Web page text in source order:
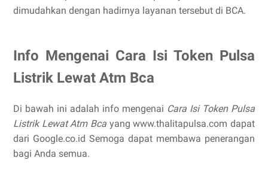
dimudahkan dengan hadirnya layanan tersebut di BCA.
Info Mengenai Cara Isi Token Pulsa
Listrik Lewat Atm Bca
Di bawah ini adalah info mengenai Cara Isi Token Pulsa
Listrik Lewat Atm Bca yang www.thalitapulsa.com dapat
dari Google.co.id Semoga dapat membawa penerangan
bagi Anda semua.